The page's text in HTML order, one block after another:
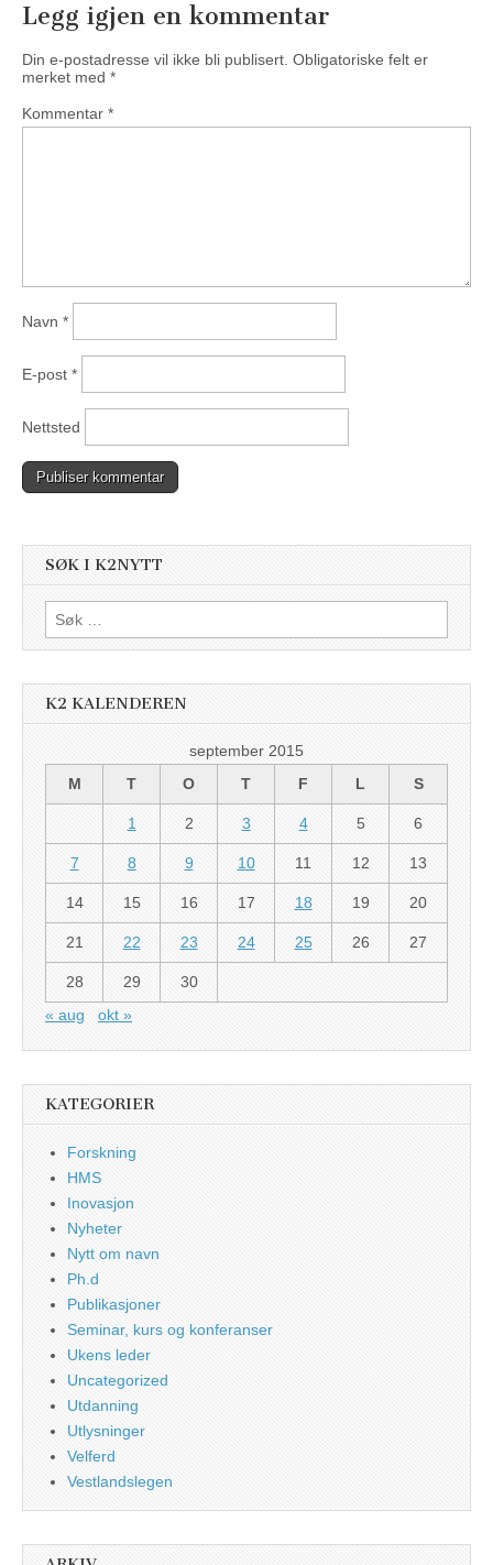
Legg igjen en kommentar
Din e-postadresse vil ikke bli publisert. Obligatoriske felt er
merket med *
Kommentar *
Navn *
E-post *
Nettsted
SØK I K2NYTT
Søk
etter:
K2 KALENDEREN
september 2015
M
T O T F L S
1 2 3 4 5 6
7 8 9 10 11 12 13
14 15 16 17 18 19 20
21 22 23 24 25 26 27
28 29
30
« aug
okt »
KATEGORIER
Forskning
HMS
Inovasjon
Nyheter
Nytt om navn
Ph.d
Publikasjoner
Seminar, kurs og konferanser
Ukens leder
Uncategorized
Utdanning
Utlysninger
Velferd
Vestlandslegen